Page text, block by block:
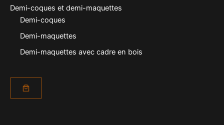
Demi-coques et demi-maquettes
Demi-coques
Demi-maquettes
Demi-maquettes avec cadre en bois